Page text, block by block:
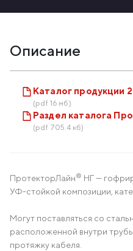
Описание
Каталог продукции
(pdf 16 мб)
Раздел каталога
(pdf 705.4 кб)
ПротекторЛайн® НГ —
УФ-стойкой композиции,
Могут поставляться со
расположенной внутри
протяжку кабеля.